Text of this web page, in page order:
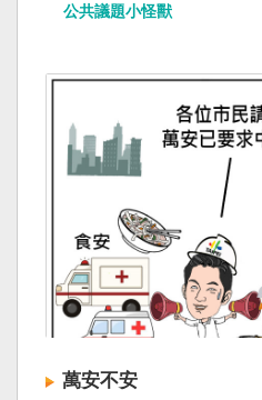
公共議題小怪獸
萬安不安